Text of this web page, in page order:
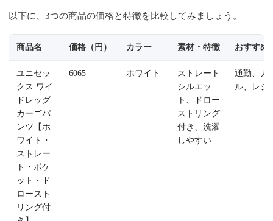
以下に、3つの商品の価格と特徴を比較してみましょう。
商品名 価格（円） カラー 素材・特徴 おすすめ
ユニセッ
クス ワイ
ドレッグ
カーゴパ
ンツ【ホ
ワイト・
ストレー
ト・ポケ
ット・ド
ロースト
リング付
6065 ホワイト
ストレート
シルエッ
ト、ドロー
ストリング
付き、洗濯
しやすい
通勤、カ
ル、レジ